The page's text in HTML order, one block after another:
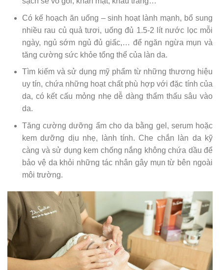
Có kế hoạch ăn uống – sinh hoạt lành mạnh, bổ sung
nhiều rau củ quả tươi, uống đủ 1.5-2 lít nước lọc mỗi
ngày, ngủ sớm ngủ đủ giấc,… để ngăn ngừa mụn và
tăng cường sức khỏe tổng thể của làn da.
Tìm kiếm và sử dụng mỹ phẩm từ những thương hiệu
uy tín, chứa những hoạt chất phù hợp với đặc tính của
da, có kết cấu mỏng nhẹ dễ dàng thẩm thấu sâu vào
da.
Tăng cường dưỡng ẩm cho da bằng gel, serum hoặc
kem dưỡng dịu nhẹ, lành tính. Che chắn làn da kỹ
càng và sử dụng kem chống nắng không chứa dầu để
bảo vệ da khỏi những tác nhân gây mụn từ bên ngoài
môi trường.